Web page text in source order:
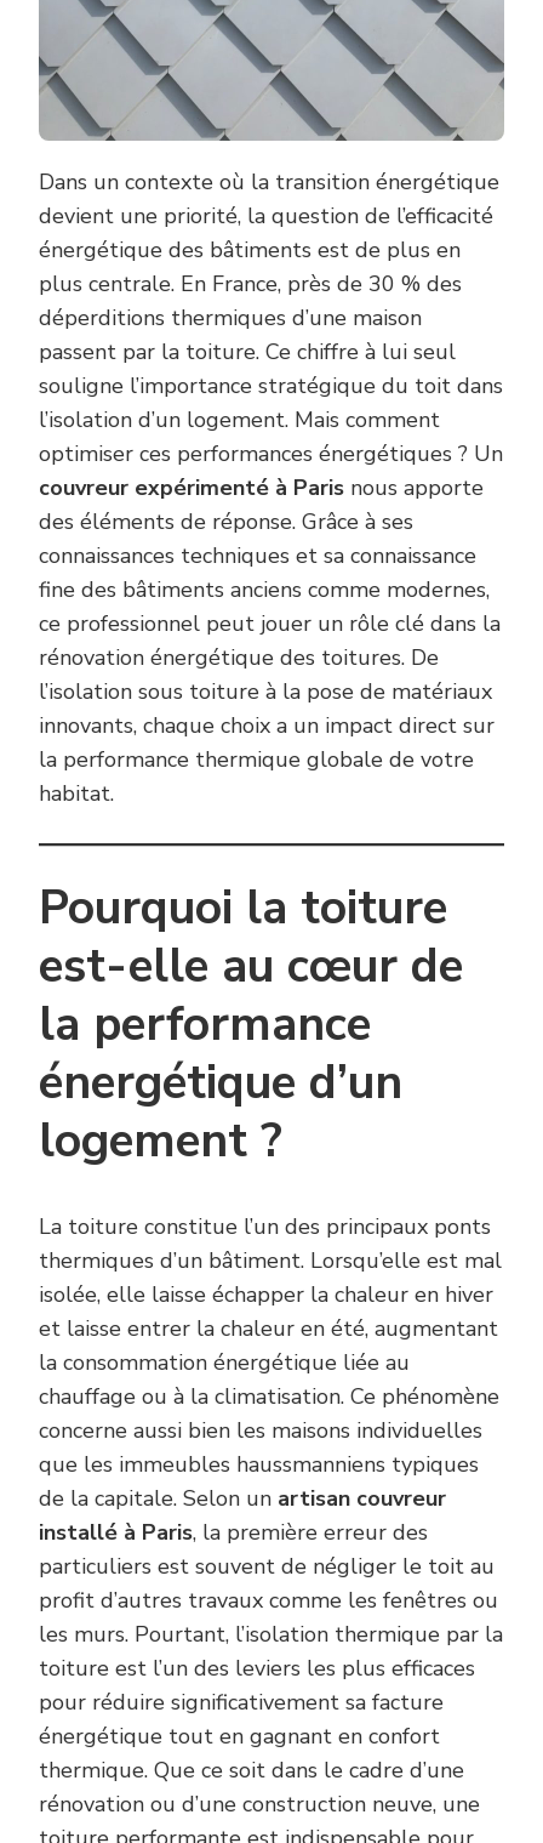
Dans un contexte où la transition énergétique
devient une priorité, la question de l’efficacité
énergétique des bâtiments est de plus en
plus centrale. En France, près de 30 % des
déperditions thermiques d’une maison
passent par la toiture. Ce chiffre à lui seul
souligne l’importance stratégique du toit dans
l’isolation d’un logement. Mais comment
optimiser ces performances énergétiques ? Un
couvreur expérimenté à Paris nous apporte
des éléments de réponse. Grâce à ses
connaissances techniques et sa connaissance
fine des bâtiments anciens comme modernes,
ce professionnel peut jouer un rôle clé dans la
rénovation énergétique des toitures. De
l’isolation sous toiture à la pose de matériaux
innovants, chaque choix a un impact direct sur
la performance thermique globale de votre
habitat.
Pourquoi la toiture
est-elle au cœur de
la performance
énergétique d’un
logement ?
La toiture constitue l’un des principaux ponts
thermiques d’un bâtiment. Lorsqu’elle est mal
isolée, elle laisse échapper la chaleur en hiver
et laisse entrer la chaleur en été, augmentant
la consommation énergétique liée au
chauffage ou à la climatisation. Ce phénomène
concerne aussi bien les maisons individuelles
que les immeubles haussmanniens typiques
de la capitale. Selon un artisan couvreur
installé à Paris, la première erreur des
particuliers est souvent de négliger le toit au
profit d’autres travaux comme les fenêtres ou
les murs. Pourtant, l’isolation thermique par la
toiture est l’un des leviers les plus efficaces
pour réduire significativement sa facture
énergétique tout en gagnant en confort
thermique. Que ce soit dans le cadre d’une
rénovation ou d’une construction neuve, une